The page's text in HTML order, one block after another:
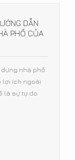
DẪN
PHỐ CỦA
nhà phố
lợi ích ngoài
là sự tự do